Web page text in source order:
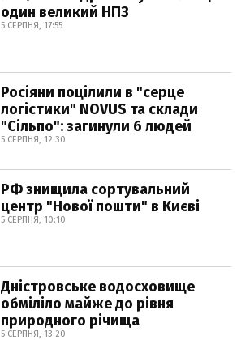
один великий НПЗ
5 СЕРПНЯ, 17:55
Росіяни поцілили в "серце
логістики" NOVUS та склади
"Сільпо": загинули 6 людей
5 СЕРПНЯ, 12:30
РФ знищила сортувальний
центр "Нової пошти" в Києві
5 СЕРПНЯ, 10:10
Дністровське водосховище
обміліло майже до рівня
природного річища
5 СЕРПНЯ, 13:20